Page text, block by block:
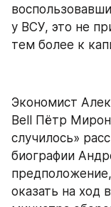
у ВСУ, это не
тем более к
Экономист
Bell Пётр
случилось»
биографии
оказать на ход